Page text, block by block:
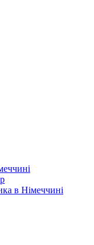
в Німеччині